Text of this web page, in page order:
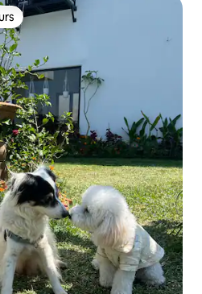
les plus appréciés